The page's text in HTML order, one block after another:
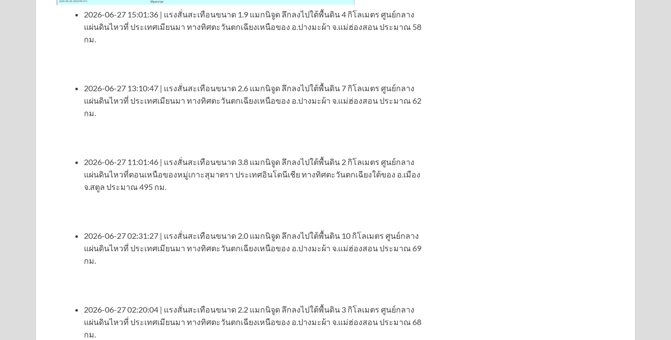
2026-06-27 15:01:36 | แรงสั่นสะเทือนขนาด 1.9 แมกนิจูด ลึกลงไปใต้พื้นดิน 4 กิโลเมตร ศูนย์กลาง
แผ่นดินไหวที่ ประเทศเมียนมา ทางทิศตะวันตกเฉียงเหนือของ อ.ปางมะผ้า จ.แม่ฮ่องสอน ประมาณ 58
กม.
2026-06-27 13:10:47 | แรงสั่นสะเทือนขนาด 2.6 แมกนิจูด ลึกลงไปใต้พื้นดิน 7 กิโลเมตร ศูนย์กลาง
แผ่นดินไหวที่ ประเทศเมียนมา ทางทิศตะวันตกเฉียงเหนือของ อ.ปางมะผ้า จ.แม่ฮ่องสอน ประมาณ 62
กม.
2026-06-27 11:01:46 | แรงสั่นสะเทือนขนาด 3.8 แมกนิจูด ลึกลงไปใต้พื้นดิน 2 กิโลเมตร ศูนย์กลาง
แผ่นดินไหวที่ตอนเหนือของหมู่เกาะสุมาตรา ประเทศอินโดนีเชีย ทางทิศตะวันตกเฉียงใต้ของ อ.เมือง
จ.สตูล ประมาณ 495 กม.
2026-06-27 02:31:27 | แรงสั่นสะเทือนขนาด 2.0 แมกนิจูด ลึกลงไปใต้พื้นดิน 10 กิโลเมตร ศูนย์กลาง
แผ่นดินไหวที่ ประเทศเมียนมา ทางทิศตะวันตกเฉียงเหนือของ อ.ปางมะผ้า จ.แม่ฮ่องสอน ประมาณ 69
กม.
2026-06-27 02:20:04 | แรงสั่นสะเทือนขนาด 2.2 แมกนิจูด ลึกลงไปใต้พื้นดิน 3 กิโลเมตร ศูนย์กลาง
แผ่นดินไหวที่ ประเทศเมียนมา ทางทิศตะวันตกเฉียงเหนือของ อ.ปางมะผ้า จ.แม่ฮ่องสอน ประมาณ 68
กม.